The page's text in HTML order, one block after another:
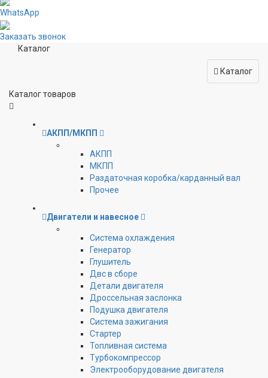
WhatsApp
Заказать звонок
Каталог
Каталог
Каталог товаров
АКПП/МКПП
АКПП
МКПП
Раздаточная коробка/карданный вал
Прочее
Двигатели и навесное
Cистема охлаждения
Генератор
Глушитель
Двс в сборе
Детали двигателя
Дроссельная заслонка
Подушка двигателя
Система зажигания
Стартер
Топливная система
Турбокомпрессор
Электрооборудование двигателя